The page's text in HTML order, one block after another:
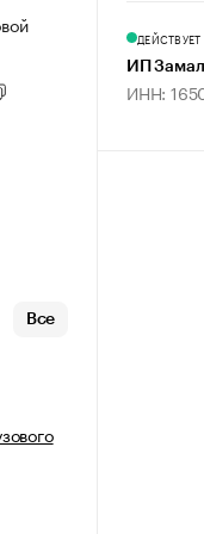
Все
ДЕЙСТВУЕТ
ИП
ИНН: